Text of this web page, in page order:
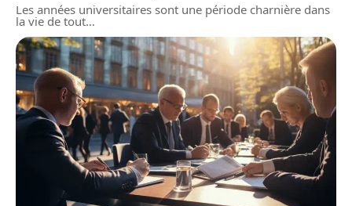
Les années universitaires sont une période charnière dans
la vie de tout…